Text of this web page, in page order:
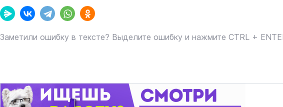
Заметили ошибку в тексте? Выделите ошибку и нажмите CTRL +